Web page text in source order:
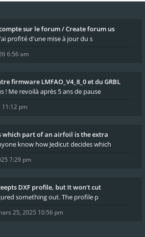
sur le forum / Create forum us
profité d'une mise à jour du s
6:56 am
firmware LMFAO_V4_8_0 et du GRBL
! Me revoilà après 5 ans de pause
11:12 pm
which part of an airfoil is the extra
know how Jedicut decides which
7:29 pm
DXF profile, but It won't cut
something out. The profile p
25, 2025 10:56 pm